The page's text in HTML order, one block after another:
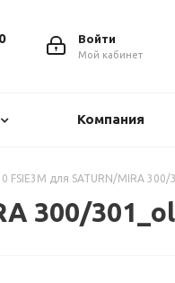
Войти
Мой кабинет
Компания
для SATURN/MIRA 300/
300/